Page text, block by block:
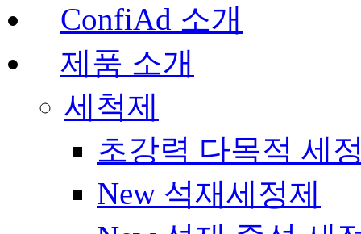
ConfiAd 소개
제품 소개
세척제
초강력 다목적 세
New 석재세정제